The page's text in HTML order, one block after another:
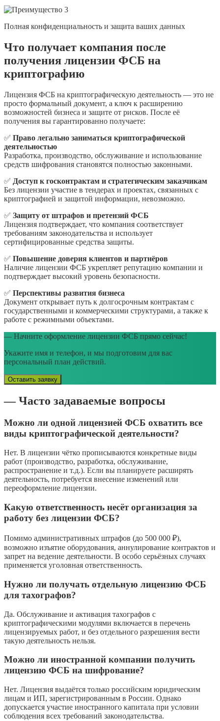
Полная конфиденциальность и защита ваших данных
Что получает компания после
получения лицензии ФСБ на
криптографию
Лицензия ФСБ на криптографическую деятельность — это не
просто формальный документ, а ключ к расширению
возможностей бизнеса и защите от рисков. После её
получения вы гарантированно получаете:
✅ Право легально заниматься криптографической
деятельностью
Разработка, производство, обслуживание и использование
средств шифрования становятся полностью законными.
✅ Доступ к госконтрактам и стратегическим заказчикам
Без лицензии участие в тендерах и проектах, связанных с
криптографией и защитой информации, невозможно.
✅ Защиту от штрафов и претензий ФСБ
Лицензия подтверждает, что компания соответствует
требованиям законодательства и использует
сертифицированные средства защиты.
✅ Повышение доверия клиентов и партнёров
Наличие лицензии ФСБ укрепляет репутацию компании и
подтверждает высокий уровень безопасности.
✅ Перспективы развития бизнеса
Документ открывает путь к долгосрочным контрактам с
государственными и коммерческими структурами, а также к
работе с режимными объектами.
— Начните оформление лицензии ФСБ прямо сейчас!
Укажите имя и телефон, и мы подготовим для вас
персональный план действий.
Оставить заявку
— Часто задаваемые вопросы
Можно ли одной лицензией ФСБ охватить все
виды криптографической деятельности?
Нет. В лицензии чётко прописываются конкретные виды
работ (производство, разработка, обслуживание,
распространение и т.д.). Если вы планируете расширять
деятельность, потребуется внесение изменений или
переоформление лицензии.
Какую ответственность несёт организация за
работу без лицензии ФСБ?
Помимо административных штрафов (до 500 000 ₽),
возможно изъятие оборудования, аннулирование контрактов и
запрет на ведение деятельности. В особо серьёзных случаях
применяется уголовная ответственность.
Нужно ли получать отдельную лицензию ФСБ
для тахографов?
Да. Обслуживание и активация тахографов с
криптографическими модулями включается в перечень
лицензируемых работ, и без отдельного разрешения вести
такую деятельность нельзя.
Можно ли иностранной компании получить
лицензию ФСБ на шифрование?
Нет. Лицензия выдаётся только российским юридическим
лицам и ИП, зарегистрированным в России. Однако
допускается участие иностранного капитала при условии
соблюдения всех требований законодательства.